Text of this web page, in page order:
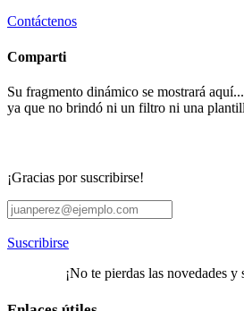
Contáctenos
Comparti
Su fragmento dinámico se mostrará
ya que no brindó ni un filtro ni una
¡Gracias por suscribirse!
Suscribirse
¡No te pierdas las novedades y